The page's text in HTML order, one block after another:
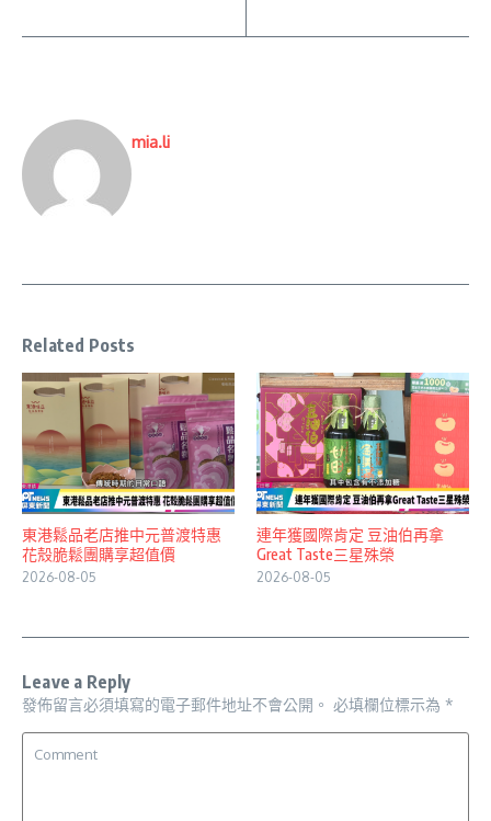
mia.li
Related Posts
東港鬆品老店推中元普渡特惠
花殼脆鬆團購享超值價
2026-08-05
連年獲國際肯定 豆油伯再拿
Great Taste三星殊榮
2026-08-05
Leave a Reply
發佈留言必須填寫的電子郵件地址不會公開。 必填欄位標示為 *